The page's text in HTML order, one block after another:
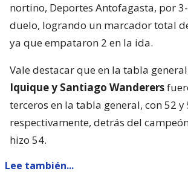
nortino, Deportes Antofagasta, por
duelo, logrando un marcador total
ya que empataron 2 en la ida.
Vale destacar que en la tabla
Iquique y Santiago Wanderers
terceros en la tabla general, con 52 y
respectivamente, detrás del
hizo 54.
Lee también...